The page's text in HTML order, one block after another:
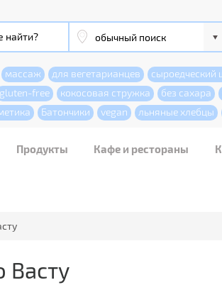
массаж для вегетарианцев
сыроедческий
gluten-free кокосовая стружка без сахара
Батончики vegan льняные хлебцы
Продукты Кафе и рестораны
Васту